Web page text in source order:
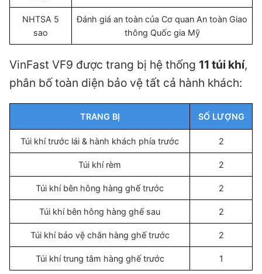
NHTSA 5
sao
Đánh giá an toàn của Cơ quan An toàn Giao
thông Quốc gia Mỹ
VinFast VF9 được trang bị hệ thống 11 túi khí,
phân bố toàn diện bảo vệ tất cả hành khách:
TRANG BỊ SỐ LƯỢNG
Túi khí trước lái & hành khách phía trước 2
Túi khí rèm 2
Túi khí bên hông hàng ghế trước 2
Túi khí bên hông hàng ghế sau 2
Túi khí bảo vệ chân hàng ghế trước 2
Túi khí trung tâm hàng ghế trước 1